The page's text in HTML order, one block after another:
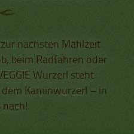
zur nächsten Mahlzeit
beim Radfahren oder
Wurzerl steht
Kaminwurzerl – in
nach!